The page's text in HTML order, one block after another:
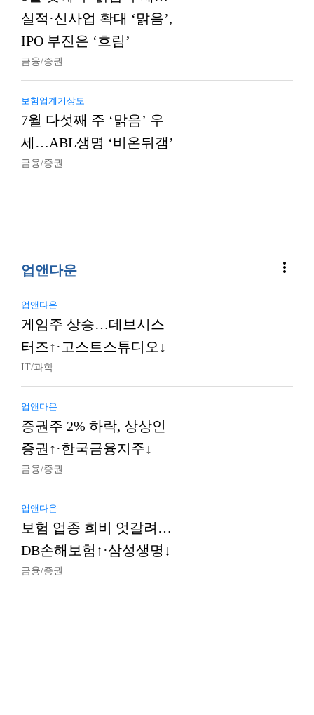
실적·신사업 확대 ‘맑음’,
IPO 부진은 ‘흐림’
금융/증권
보험업계기상도
7월 다섯째 주 ‘맑음’ 우
세…ABL생명 ‘비온뒤갬’
금융/증권
업앤다운 more_vert
업앤다운
게임주 상승…데브시스
터즈↑·고스트스튜디오↓
IT/과학
업앤다운
증권주 2% 하락, 상상인
증권↑·한국금융지주↓
금융/증권
업앤다운
보험 업종 희비 엇갈려…
DB손해보험↑·삼성생명↓
금융/증권